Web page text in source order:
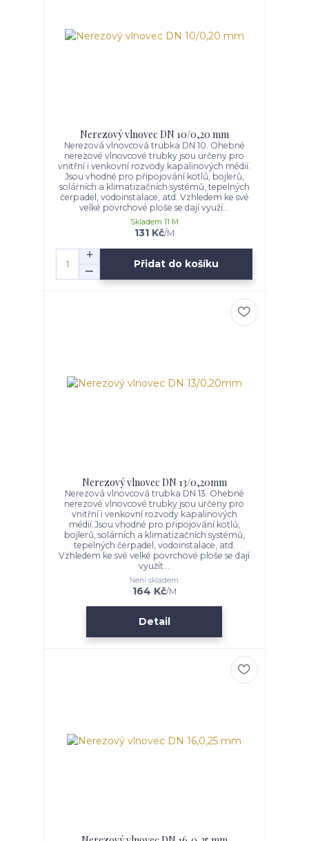
Nerezový vlnovec DN 10/0,20 mm
Nerezová vlnovcová trubka DN 10. Ohebné
nerezové vlnovcové trubky jsou určeny pro
vnitřní i venkovní rozvody kapalinových médií.
Jsou vhodné pro připojování kotlů, bojlerů,
solárních a klimatizačních systémů, tepelných
čerpadel, vodoinstalace, atd. Vzhledem ke své
velké povrchové ploše se dají využí...
131 Kč/M
Skladem 11 M
Přidat do košíku
Nerezový vlnovec DN 13/0,20mm
Nerezová vlnovcová trubka DN 13. Ohebné
nerezové vlnovcové trubky jsou určeny pro
vnitřní i venkovní rozvody kapalinových
médií.Jsou vhodné pro připojování kotlů,
bojlerů, solárních a klimatizačních systémů,
tepelných čerpadel, vodoinstalace, atd.
Vzhledem ke své velké povrchové ploše se dají
využít...
164 Kč/M
Není skladem
Detail